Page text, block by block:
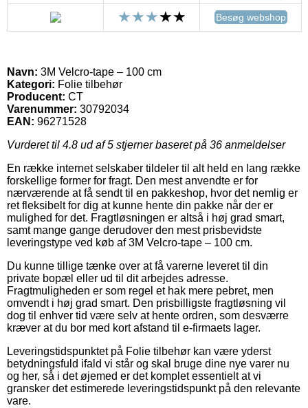
Besøg webshop
Navn: 3M Velcro-tape – 100 cm
Kategori: Folie tilbehør
Producent: CT
Varenummer: 30792034
EAN: 96271528
Vurderet til 4.8 ud af 5 stjerner baseret på 36 anmeldelser
En række internet selskaber tildeler til alt held en lang række
forskellige former for fragt. Den mest anvendte er for
nærværende at få sendt til en pakkeshop, hvor det nemlig er
ret fleksibelt for dig at kunne hente din pakke når der er
mulighed for det. Fragtløsningen er altså i høj grad smart,
samt mange gange derudover den mest prisbevidste
leveringstype ved køb af 3M Velcro-tape – 100 cm.
Du kunne tillige tænke over at få varerne leveret til din
private bopæl eller ud til dit arbejdes adresse.
Fragtmuligheden er som regel et hak mere pebret, men
omvendt i høj grad smart. Den prisbilligste fragtløsning vil
dog til enhver tid være selv at hente ordren, som desværre
kræver at du bor med kort afstand til e-firmaets lager.
Leveringstidspunktet på Folie tilbehør kan være yderst
betydningsfuld ifald vi står og skal bruge dine nye varer nu
og her, så i det øjemed er det komplet essentielt at vi
gransker det estimerede leveringstidspunkt på den relevante
vare.